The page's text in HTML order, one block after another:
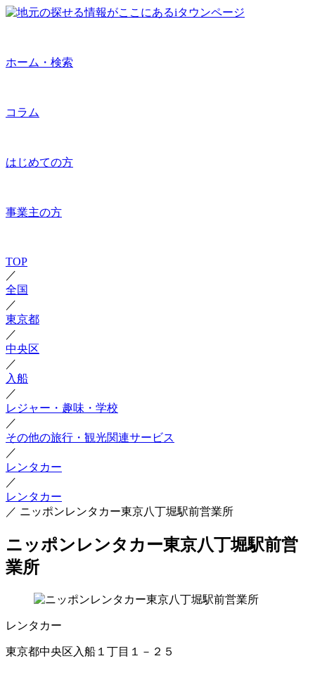
ホーム・検索
コラム
はじめての方
事業主の方
TOP
／
全国
／
東京都
／
中央区
／
入船
／
レジャー・趣味・学校
／
その他の旅行・観光関連サービス
／
レンタカー
／
レンタカー
／ ニッポンレンタカー東京八丁堀駅前営業所
ニッポンレンタカー東京八丁堀駅前営
業所
レンタカー
東京都中央区入船１丁目１－２５